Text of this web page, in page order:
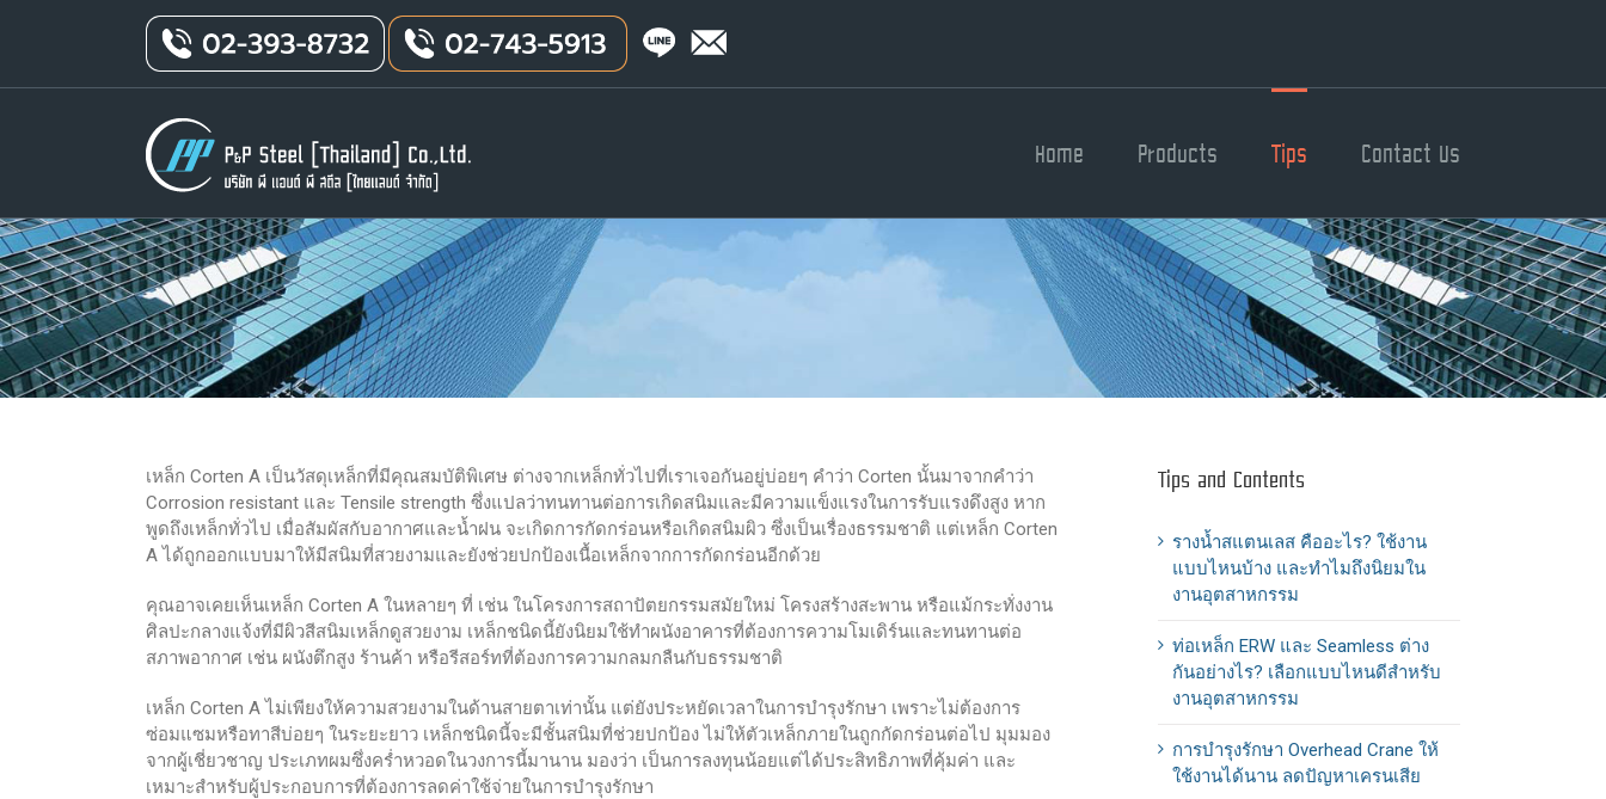
Home Products Tips Contact Us
เหล็ก Corten A เป็นวัสดุเหล็กที่มีคุณสมบัติพิเศษ ต่างจากเหล็กทั่วไปที่เราเจอกันอยู่บ่อยๆ คำว่า Corten นั้นมาจากคำว่า
Corrosion resistant และ Tensile strength ซึ่งแปลว่าทนทานต่อการเกิดสนิมและมีความแข็งแรงในการรับแรงดึงสูง หาก
พูดถึงเหล็กทั่วไป เมื่อสัมผัสกับอากาศและน้ำฝน จะเกิดการกัดกร่อนหรือเกิดสนิมผิว ซึ่งเป็นเรื่องธรรมชาติ แต่เหล็ก Corten
A ได้ถูกออกแบบมาให้มีสนิมที่สวยงามและยังช่วยปกป้องเนื้อเหล็กจากการกัดกร่อนอีกด้วย
คุณอาจเคยเห็นเหล็ก Corten A ในหลายๆ ที่ เช่น ในโครงการสถาปัตยกรรมสมัยใหม่ โครงสร้างสะพาน หรือแม้กระทั่งงาน
ศิลปะกลางแจ้งที่มีผิวสีสนิมเหล็กดูสวยงาม เหล็กชนิดนี้ยังนิยมใช้ทำผนังอาคารที่ต้องการความโมเดิร์นและทนทานต่อ
สภาพอากาศ เช่น ผนังตึกสูง ร้านค้า หรือรีสอร์ทที่ต้องการความกลมกลืนกับธรรมชาติ
เหล็ก Corten A ไม่เพียงให้ความสวยงามในด้านสายตาเท่านั้น แต่ยังประหยัดเวลาในการบำรุงรักษา เพราะไม่ต้องการ
ซ่อมแซมหรือทาสีบ่อยๆ ในระยะยาว เหล็กชนิดนี้จะมีชั้นสนิมที่ช่วยปกป้อง ไม่ให้ตัวเหล็กภายในถูกกัดกร่อนต่อไป มุมมอง
จากผู้เชี่ยวชาญ ประเภทผมซึ่งคร่ำหวอดในวงการนี้มานาน มองว่า เป็นการลงทุนน้อยแต่ได้ประสิทธิภาพที่คุ้มค่า และ
เหมาะสำหรับผู้ประกอบการที่ต้องการลดค่าใช้จ่ายในการบำรุงรักษา
Tips and Contents
รางน้ำสแตนเลส คืออะไร? ใช้งาน
แบบไหนบ้าง และทำไมถึงนิยมใน
งานอุตสาหกรรม
ท่อเหล็ก ERW และ Seamless ต่าง
กันอย่างไร? เลือกแบบไหนดีสำหรับ
งานอุตสาหกรรม
การบำรุงรักษา Overhead Crane ให้
ใช้งานได้นาน ลดปัญหาเครนเสีย